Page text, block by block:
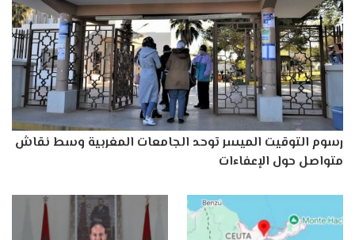
رسوم التوقيت الميسر توحد الجامعات المغربية وسط نقاش
متواصل حول الإعفاءات